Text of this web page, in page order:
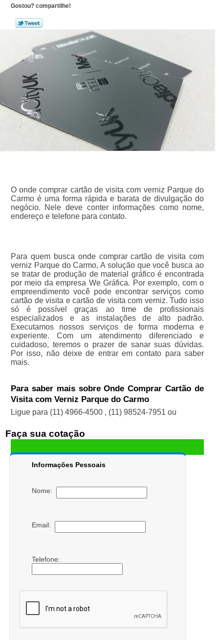
Gostou? compartilhe!
O onde comprar cartão de visita com verniz Parque do
Carmo é uma forma rápida e barata de divulgação do
negócio. Nele deve conter informações como nome,
endereço e telefone para contato.
Para quem busca onde comprar cartão de visita com
verniz Parque do Carmo, A solução que você busca ao
se tratar de produção de material gráfico é encontrada
por meio da empresa We Gráfica. Por exemplo, com o
empreendimento você pode encontrar serviços como
cartão de visita e cartão de visita com verniz. Tudo isso
só é possível graças ao time de profissionais
especializados e as instalações de alto padrão.
Executamos nossos serviços de forma moderna e
experiente. Com um atendimento diferenciado e
cuidadoso, teremos o prazer de sanar suas dúvidas.
Por isso, não deixe de entrar em contato para saber
mais.
Para saber mais sobre Onde Comprar Cartão de
Visita com Verniz Parque do Carmo
Ligue para (11) 4966-4500 , (11) 98524-7951 ou
Faça sua cotação
Informações Pessoais
Nome:
Email:
Telefone: